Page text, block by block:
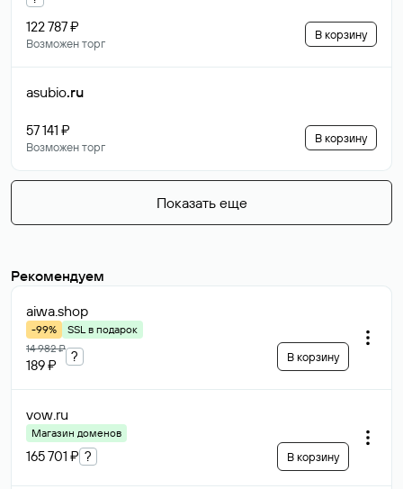
122 787 ₽
Возможен торг
В корзину
asubio.ru
57 141 ₽
Возможен торг
В корзину
Показать еще
Рекомендуем
aiwa.shop
-99%
SSL в подарок
14 982 ₽
189 ₽
? В корзину
vow.ru
Магазин доменов
165 701 ₽ ? В корзину